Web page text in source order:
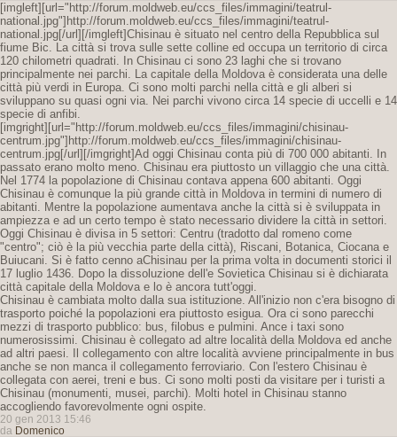
[imgleft][url="http://forum.moldweb.eu/ccs_files/immagini/teatrul-
national.jpg"]http://forum.moldweb.eu/ccs_files/immagini/teatrul-
national.jpg[/url][/imgleft]Chisinau è situato nel centro della Repubblica sul
fiume Bic. La città si trova sulle sette colline ed occupa un territorio di circa
120 chilometri quadrati. In Chisinau ci sono 23 laghi che si trovano
principalmente nei parchi. La capitale della Moldova è considerata una delle
città più verdi in Europa. Ci sono molti parchi nella città e gli alberi si
sviluppano su quasi ogni via. Nei parchi vivono circa 14 specie di uccelli e 14
specie di anfibi.
[imgright][url="http://forum.moldweb.eu/ccs_files/immagini/chisinau-
centrum.jpg"]http://forum.moldweb.eu/ccs_files/immagini/chisinau-
centrum.jpg[/url][/imgright]Ad oggi Chisinau conta più di 700 000 abitanti. In
passato erano molto meno. Chisinau era piuttosto un villaggio che una città.
Nel 1774 la popolazione di Chisinau contava appena 600 abitanti. Oggi
Chisinau è comunque la più grande città in Moldova in termini di numero di
abitanti. Mentre la popolazione aumentava anche la città si è sviluppata in
ampiezza e ad un certo tempo è stato necessario dividere la città in settori.
Oggi Chisinau è divisa in 5 settori: Centru (tradotto dal romeno come
"centro"; ciò è la più vecchia parte della città), Riscani, Botanica, Ciocana e
Buiucani. Si è fatto cenno aChisinau per la prima volta in documenti storici il
17 luglio 1436. Dopo la dissoluzione dell'e Sovietica Chisinau si è dichiarata
città capitale della Moldova e lo è ancora tutt'oggi.
Chisinau è cambiata molto dalla sua istituzione. All'inizio non c'era bisogno di
trasporto poiché la popolazioni era piuttosto esigua. Ora ci sono parecchi
mezzi di trasporto pubblico: bus, filobus e pulmini. Ance i taxi sono
numerosissimi. Chisinau è collegato ad altre località della Moldova ed anche
ad altri paesi. Il collegamento con altre località avviene principalmente in bus
anche se non manca il collegamento ferroviario. Con l'estero Chisinau è
collegata con aerei, treni e bus. Ci sono molti posti da visitare per i turisti a
Chisinau (monumenti, musei, parchi). Molti hotel in Chisinau stanno
accogliendo favorevolmente ogni ospite.
20 gen 2013 15:46
da Domenico